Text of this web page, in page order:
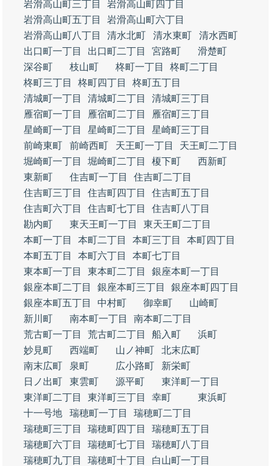
岩滑高山町三丁目
岩滑高山町四丁目
岩滑高山町五丁目
岩滑高山町六丁目
岩滑高山町八丁目
清水北町 清水東町
清水西町
出口町一丁目
出口町二丁目 宮路町
滑楚町
深谷町
枝山町 柊町一丁目
柊町二丁目
柊町三丁目
柊町四丁目
柊町五丁目
清城町一丁目
清城町二丁目
清城町三丁目
雁宿町一丁目
雁宿町二丁目
雁宿町三丁目
星崎町一丁目
星崎町二丁目
星崎町三丁目
前崎東町
前崎西町 天王町一丁目
天王町二丁目
堀崎町一丁目
堀崎町二丁目 榎下町
西新町
東新町
住吉町一丁目
住吉町二丁目
住吉町三丁目
住吉町四丁目
住吉町五丁目
住吉町六丁目
住吉町七丁目
住吉町八丁目
勘内町
東天王町一丁目
東天王町二丁目
本町一丁目
本町二丁目 本町三丁目
本町四丁目
本町五丁目
本町六丁目
本町七丁目
東本町一丁目
東本町二丁目
銀座本町一丁目
銀座本町二丁目
銀座本町三丁目
銀座本町四丁目
銀座本町五丁目
中村町 御幸町
山崎町
新川町
南本町一丁目
南本町二丁目
荒古町一丁目
荒古町二丁目 船入町
浜町
妙見町
西端町 山ノ神町
北末広町
南末広町
泉町 広小路町
新栄町
日ノ出町
東雲町 源平町
東洋町一丁目
東洋町二丁目
東洋町三丁目 幸町
東浜町
十一号地
瑞穂町一丁目
瑞穂町二丁目
瑞穂町三丁目
瑞穂町四丁目
瑞穂町五丁目
瑞穂町六丁目
瑞穂町七丁目
瑞穂町八丁目
瑞穂町九丁目
瑞穂町十丁目
白山町一丁目